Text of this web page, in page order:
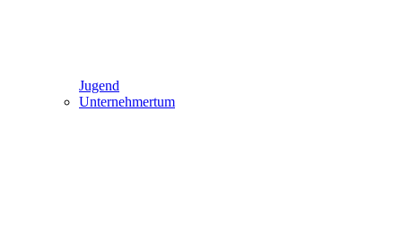
Jugend
Unternehmertum